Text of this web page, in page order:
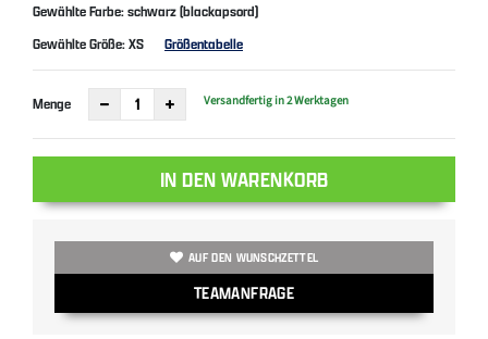
Gewählte Farbe: schwarz (blackapsord)
Gewählte Größe:XS Größentabelle
Menge Versandfertig in 2 Werktagen
IN DEN WARENKORB
AUF DEN WUNSCHZETTEL
TEAMANFRAGE